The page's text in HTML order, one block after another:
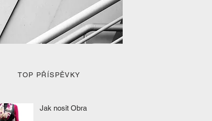
TOP PŘÍSPĚVKY
Jak nosit Obra